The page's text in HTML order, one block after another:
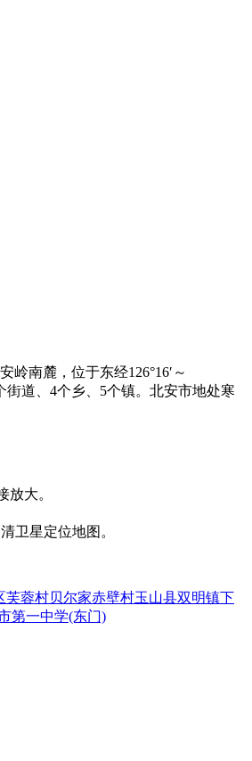
南麓，位于东经126°16′～
街道、4个乡、5个镇。北安市地处寒
大。
卫星定位地图。
芙蓉村贝尔家赤壁村玉山县双明镇下
第一中学(东门)